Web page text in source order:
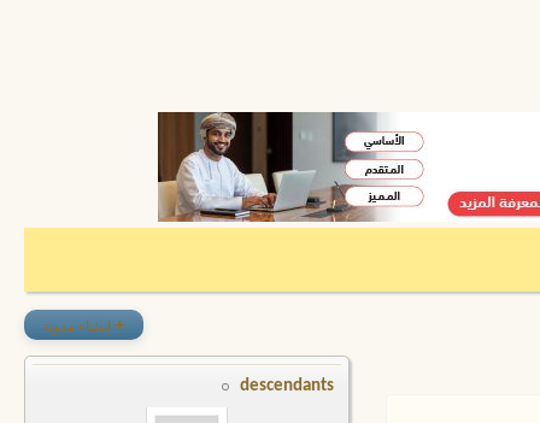
+ إنشاء مدونة
descendants